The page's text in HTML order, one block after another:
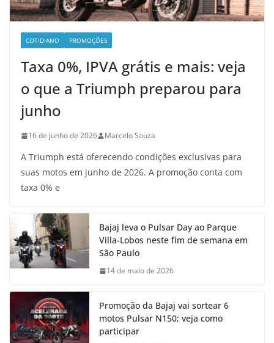
COTIDIANO PROMOÇÕES
Taxa 0%, IPVA grátis e mais: veja
o que a Triumph preparou para
junho
16 de junho de 2026 Marcelo Souza
A Triumph está oferecendo condições exclusivas para
suas motos em junho de 2026. A promoção conta com
taxa 0% e
Bajaj leva o Pulsar Day ao Parque
Villa-Lobos neste fim de semana em
São Paulo
14 de maio de 2026
Promoção da Bajaj vai sortear 6
motos Pulsar N150; veja como
participar